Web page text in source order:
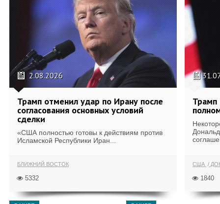
2.08.2026
Трамп отменил удар по Ирану после
согласования основных условий
сделки
«США полностью готовы к действиям против
Исламской Республики Иран...
БЛИЖНИЙ ВОСТОК
5332
Трамп
США
1840